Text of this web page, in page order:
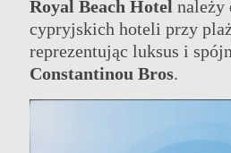
Royal Beach Hotel należy
cypryjskich hoteli przy
reprezentując luksus i
Constantinou Bros.